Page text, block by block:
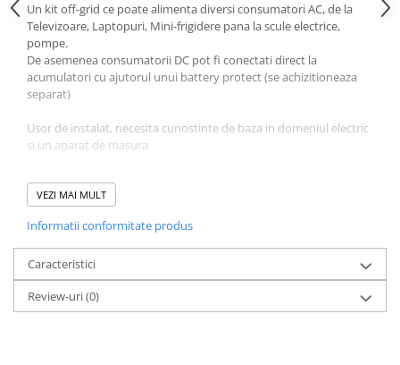
Un kit off-grid ce poate alimenta diversi consumatori AC, de la
Televizoare, Laptopuri, Mini-frigidere pana la scule electrice,
pompe.
De asemenea consumatorii DC pot fi conectati direct la
acumulatori cu ajutorul unui battery protect (se achizitioneaza
separat)
Usor de instalat, necesita cunostinte de baza in domeniul electric
si un aparat de masura.
Sistem compus din:
2 x Panou fotovoltaic Monocristalin 540W Longi/Canadian
1 xVictron Energy Phoenix Inverter 48/1200 230V VE.Direct
SCHUKO
1 x Victron Energy SmartSolar MPPT 150/35
4 xAcumulatori VRLA Gel 75Ah
10ml x Set Cablu solar 4mm
2 x Mufe MC4
VEZI MAI MULT
Informatii conformitate produs
Caracteristici
Review-uri(0)